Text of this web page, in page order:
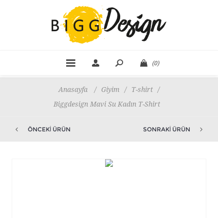
(0)
Anasayfa / Giyim / T-shirt
/
Biggdesign Mavi Su Kadın T-Shirt
ÖNCEKI ÜRÜN SONRAKI ÜRÜN